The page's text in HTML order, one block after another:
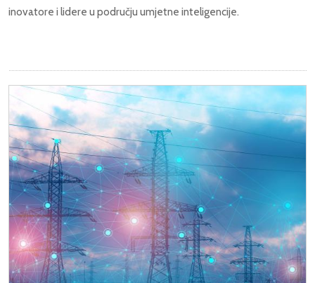
inovatore i lidere u području umjetne inteligencije.